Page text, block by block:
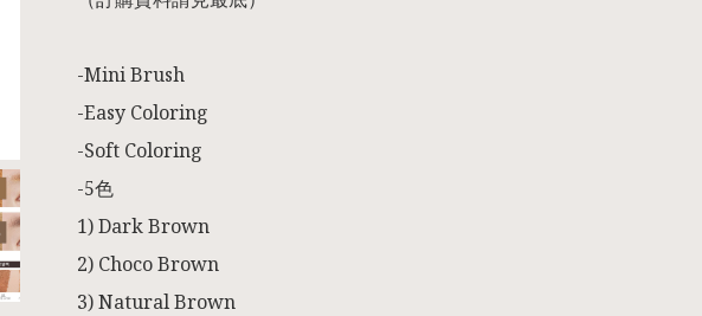
-Mini Brush
-Easy Coloring
-Soft Coloring
-5色
1) Dark Brown
2) Choco Brown
3) Natural Brown